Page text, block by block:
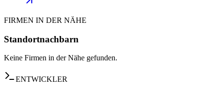
FIRMEN IN DER NÄHE
Standortnachbarn
Keine Firmen in der Nähe gefunden.
ENTWICKLER